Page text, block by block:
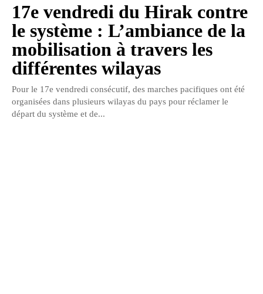
17e vendredi du Hirak contre
le système : L’ambiance de la
mobilisation à travers les
différentes wilayas
Pour le 17e vendredi consécutif, des marches pacifiques ont été
organisées dans plusieurs wilayas du pays pour réclamer le
départ du système et de...